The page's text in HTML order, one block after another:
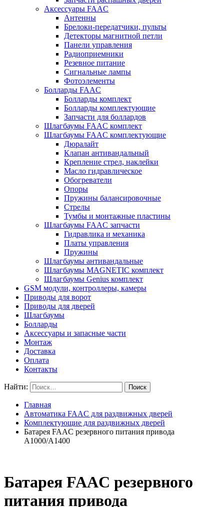
Аксессуары FAAC
Антенны
Брелоки-передатчики, пульты
Детекторы магнитной петли
Панели управления
Радиоприемники
Резевное питание
Сигнальные лампы
Фотоэлементы
Болларды FAAC
Болларды комплект
Болларды комплектующие
Запчасти для боллардов
Шлагбаумы FAAC комплект
Шлагбаумы FAAC комплектующие
Дюралайт
Клапан антивандальный
Крепление стрел, наклейки
Масло гидравлическое
Обогреватели
Опоры
Пружины балансировочные
Стрелы
Тумбы и монтажные пластины
Шлагбаумы FAAC запчасти
Гидравлика и механика
Платы управления
Пружины
Шлагбаумы антивандальные
Шлагбаумы MAGNETIC комплект
Шлагбаумы Genius комплект
GSM модули, контроллеры, камеры
Приводы для ворот
Приводы для дверей
Шлагбаумы
Болларды
Аксессуары и запасные части
Монтаж
Доставка
Оплата
Контакты
Найти:
Главная
Автоматика FAAC для раздвижных дверей
Комплектующие для раздвижных дверей
Батарея FAAC резервного питания привода
A1000/A1400
Батарея FAAC резервного
питания привода